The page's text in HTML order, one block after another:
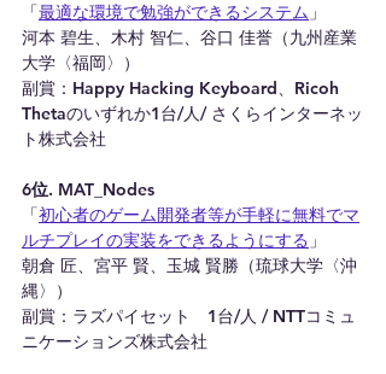
「最適な環境で勉強ができるシステム 」
河本 碧生、木村 智仁、谷口 佳誉（九州産業
大学〈福岡〉）
副賞：Happy Hacking Keyboard、Ricoh
Thetaのいずれか1台/人/ さくらインターネッ
ト株式会社
6位. MAT_Nodes
「初心者のゲーム開発者等が手軽に無料でマ
ルチプレイの実装をできるようにする 」
朝倉 匠、宮平 賢、玉城 賢勝（琉球大学〈沖
縄〉）
副賞：ラズパイセット　1台/人 / NTTコミュ
ニケーションズ株式会社